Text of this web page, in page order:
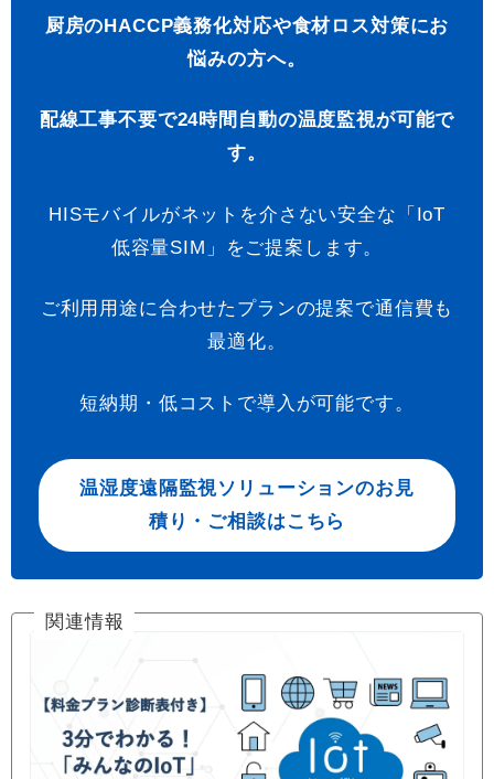
厨房のHACCP義務化対応や食材ロス対策にお
悩みの方へ。
配線工事不要で24時間自動の温度監視が可能で
す。
HISモバイルがネットを介さない安全な「IoT
低容量SIM」をご提案します。
ご利用用途に合わせたプランの提案で通信費も
最適化。
短納期・低コストで導入が可能です。
温湿度遠隔監視ソリューションのお見
積り・ご相談はこちら
関連情報